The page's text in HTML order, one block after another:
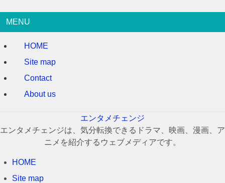
MENU
HOME
Site map
Contact
About us
エンタメチェンジ
エンタメチェンジは、気分転換できるドラマ、映画、漫画、ア
ニメを紹介するウェブメディアです。
HOME
Site map